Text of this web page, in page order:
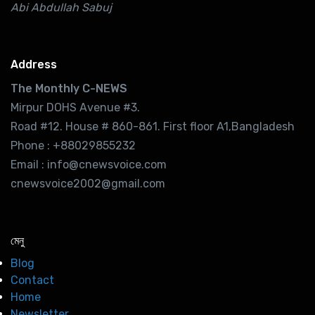
Abi Abdullah Sabuj
Address
The Monthly C-NEWS
Mirpur DOHS Avenue #3.
Road #12. House # 860-861. First floor A1,Bangladesh
Phone : +88029855232
Email : info@cnewsvoice.com
cnewsvoice2002@gmail.com
মেনু
Blog
Contact
Home